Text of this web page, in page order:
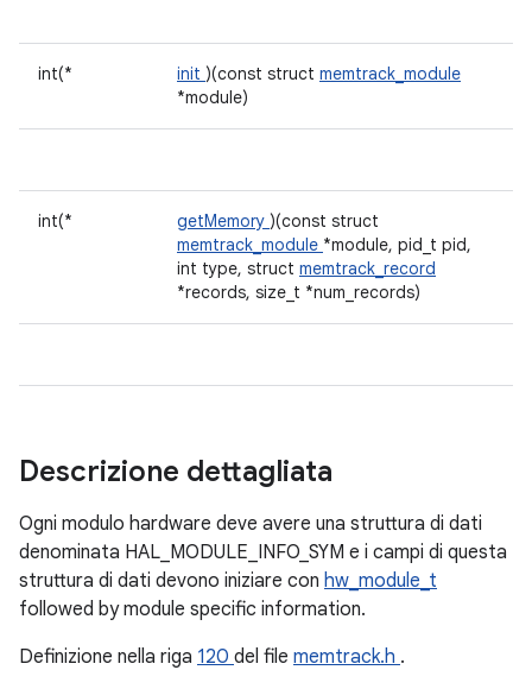
int(* init )(const struct memtrack_module
*module)
int(* getMemory )(const struct
memtrack_module *module, pid_t pid,
int type, struct memtrack_record
*records, size_t *num_records)
Descrizione dettagliata
Ogni modulo hardware deve avere una struttura di dati
denominata HAL_MODULE_INFO_SYM e i campi di questa
struttura di dati devono iniziare con hw_module_t
followed by module specific information.
Definizione nella riga 120 del file memtrack.h .